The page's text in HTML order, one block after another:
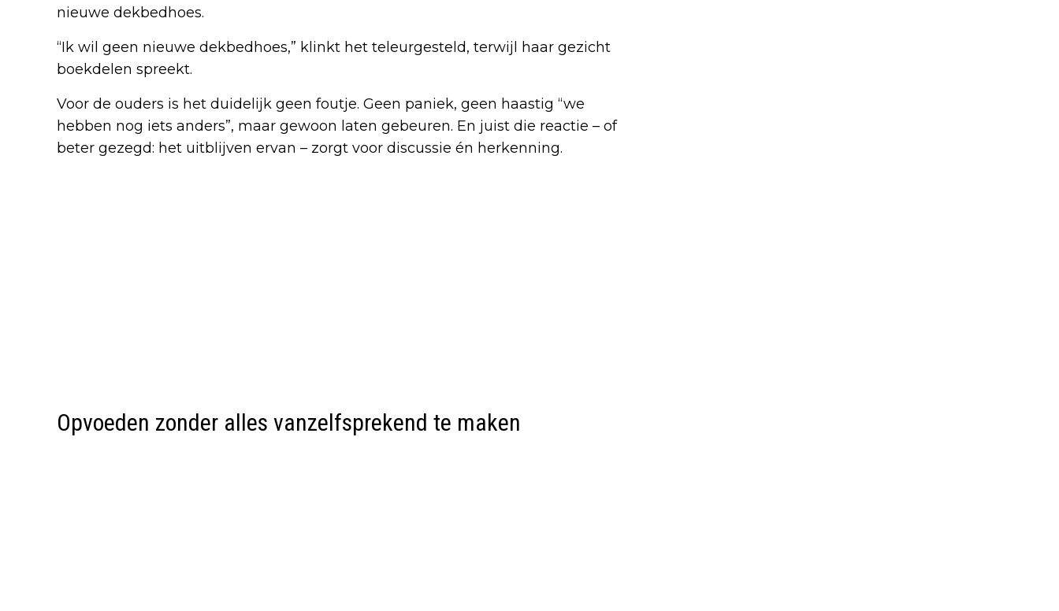
nieuwe dekbedhoes.
“Ik wil geen nieuwe dekbedhoes,” klinkt het teleurgesteld, terwijl haar gezicht
boekdelen spreekt.
Voor de ouders is het duidelijk geen foutje. Geen paniek, geen haastig “we
hebben nog iets anders”, maar gewoon laten gebeuren. En juist die reactie – of
beter gezegd: het uitblijven ervan – zorgt voor discussie én herkenning.
Opvoeden zonder alles vanzelfsprekend te maken